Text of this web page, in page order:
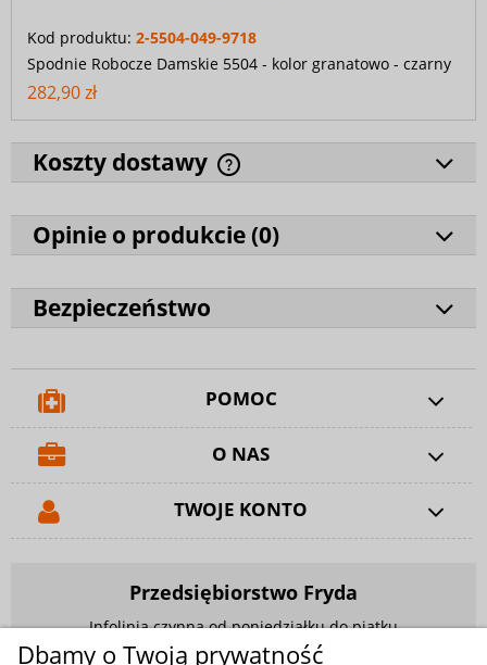
Kod produktu: 2-5504-049-9718
Spodnie Robocze Damskie 5504 - kolor granatowo - czarny
282,90 zł
Koszty dostawy
Opinie o produkcie (0)
Bezpieczeństwo
POMOC
O NAS
TWOJE KONTO
Przedsiębiorstwo Fryda
Infolinia czynna od poniedziałku do piątku
w godzinach 9.00 - 17.00
Dbamy o Twoją prywatność